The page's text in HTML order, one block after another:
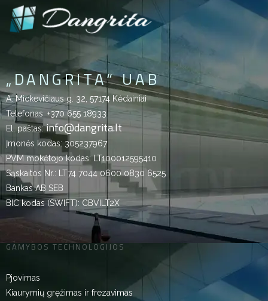
„DANGRITA“ UAB
A. Mickevičiaus g. 32, 57174 Kėdainiai
Telefonas: +370 655 18933
El. paštas:info@dangrita.lt
Įmonės kodas: 305237967
PVM mokėtojo kodas: LT100012595410
Sąskaitos Nr.: LT74 7044 0600 0830 6525
Bankas AB SEB
BIC kodas (SWIFT): CBVILT2X
GAMYBOS TECHNOLOGIJOS
Pjovimas
Kiaurymių gręžimas ir frezavimas